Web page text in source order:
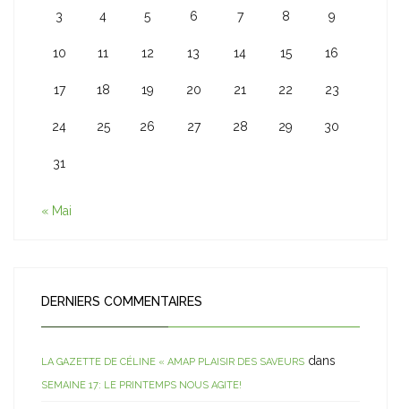
3 4 5 6 7 8 9
10 11 12 13 14 15 16
17 18 19 20 21 22 23
24 25 26 27 28 29 30
31
« Mai
DERNIERS COMMENTAIRES
LA GAZETTE DE CÉLINE « AMAP PLAISIR DES SAVEURS dans
SEMAINE 17: LE PRINTEMPS NOUS AGITE!